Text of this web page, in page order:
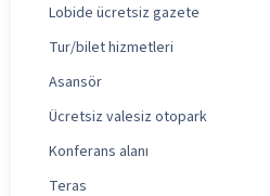
Lobide ücretsiz gazete
Tur/bilet hizmetleri
Asansör
Ücretsiz valesiz otopark
Konferans alanı
Teras